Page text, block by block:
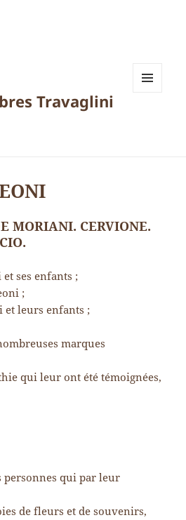
Travaglini
MORIANI. CERVIONE.
ses enfants ;
;
et leurs enfants ;
marques
qui leur ont été témoignées,
personnes qui par leur
de fleurs et de souvenirs,